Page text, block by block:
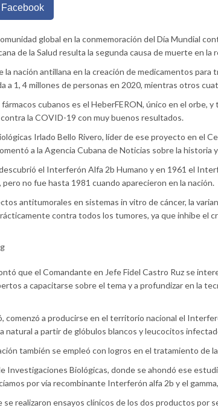
Facebook
global en la conmemoración del Día Mundial
de la Salud resulta la segunda causa de muerte en la
la nación antillana en la creación de medicamentos para
a 1, 4 millones de personas en 2020, mientras otros
cubanos es el HeberFERON, único en el orbe,
la COVID-19 con muy buenos resultados.
Irlado Bello Rivero, líder de ese proyecto en el
a la Agencia Cubana de Noticias sobre la
el Interferón Alfa 2b Humano y en 1961 el
no fue hasta 1981 cuando aparecieron en la nación.
antitumorales en sistemas in vitro de cáncer, la
contra todos los tumores, ya que inhibe el
que el Comandante en Jefe Fidel Castro Ruz se
a capacitarse sobre el tema y a profundizar en la
comenzó a producirse en el territorio nacional el
natural a partir de glóbulos blancos y leucocitos
también se empleó con logros en el tratamiento de
Investigaciones Biológicas, donde se ahondó ese
por vía recombinante Interferón alfa 2b y el
se realizaron ensayos clínicos de los dos productos por